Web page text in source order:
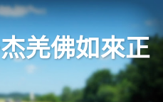
羌佛如來正